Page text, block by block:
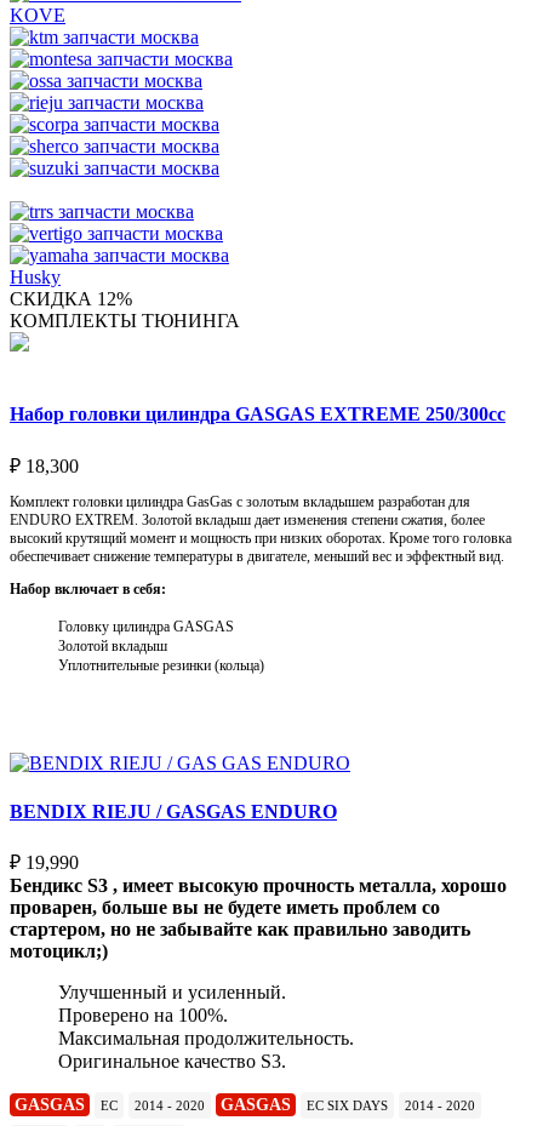
KOVE
Husky
СКИДКА 12%
КОМПЛЕКТЫ ТЮНИНГА
Набор головки цилиндра GASGAS EXTREME 250/300cc
₽ 18,300
Комплект головки цилиндра GasGas с золотым вкладышем разработан для
ENDURO EXTREM. Золотой вкладыш дает изменения степени сжатия, более
высокий крутящий момент и мощность при низких оборотах. Кроме того головка
обеспечивает снижение температуры в двигателе, меньший вес и эффектный вид.
Набор включает в себя:
Головку цилиндра GASGAS
Золотой вкладыш
Уплотнительные резинки (кольца)
BENDIX RIEJU / GASGAS ENDURO
₽ 19,990
Бендикс S3 , имеет высокую прочность металла, хорошо
проварен, больше вы не будете иметь проблем со
стартером, но не забывайте как правильно заводить
мотоцикл;)
Улучшенный и усиленный.
Проверено на 100%.
Максимальная продолжительность.
Оригинальное качество S3.
GASGAS EC 2014 - 2020 GASGAS EC SIX DAYS 2014 - 2020